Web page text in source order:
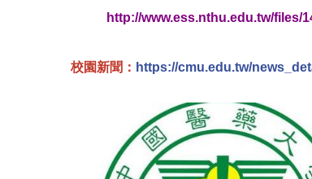
http://www.ess.nthu.edu.tw/files/
校園新聞： https://cmu.edu.tw/